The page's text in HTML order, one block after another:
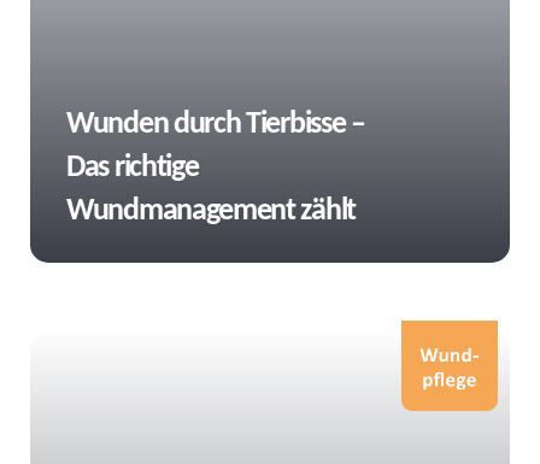
Wunden durch Tierbisse –
Das richtige
Wundmanagement zählt